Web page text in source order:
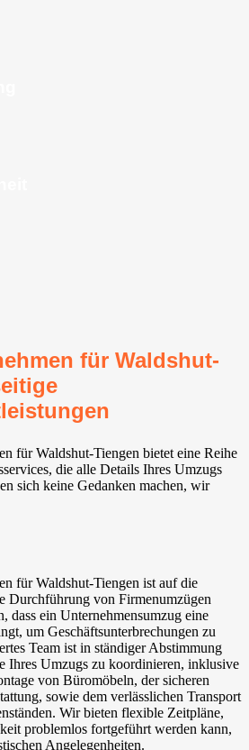
für Waldshut-
für Waldshut-Tiengen bietet eine Reihe
die alle Details Ihres Umzugs
sich keine Gedanken machen, wir
für Waldshut-Tiengen ist auf die
Durchführung von Firmenumzügen
dass ein Unternehmensumzug eine
um Geschäftsunterbrechungen zu
Team ist in ständiger Abstimmung
Ihres Umzugs zu koordinieren, inklusive
von Büromöbeln, der sicheren
sowie dem verlässlichen Transport
Wir bieten flexible Zeitpläne,
problemlos fortgeführt werden kann,
Angelegenheiten.